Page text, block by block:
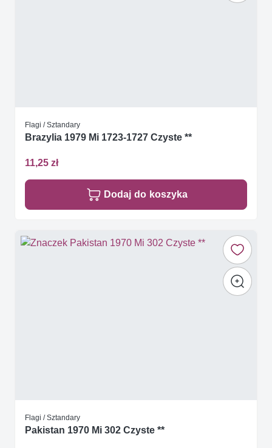
Flagi / Sztandary
Brazylia 1979 Mi 1723-1727 Czyste **
11,25 zł
Dodaj do koszyka
Flagi / Sztandary
Pakistan 1970 Mi 302 Czyste **